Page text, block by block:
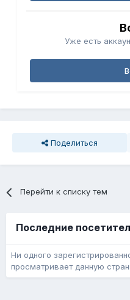
Уже есть
Поделиться
Перейти к списку тем
Последние
Ни одного
просматривает данную